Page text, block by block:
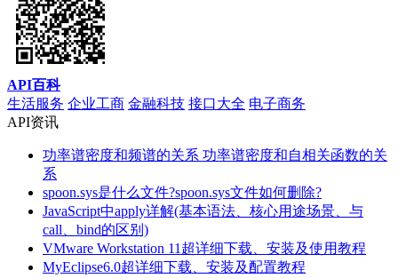
API百科
生活服务 企业工商 金融科技 接口大全 电子商务
API资讯
功率谱密度和频谱的关系 功率谱密度和自相关函数的关
系
spoon.sys是什么文件?spoon.sys文件如何删除?
JavaScript中apply详解(基本语法、核心用途场景、与
call、bind的区别)
VMware Workstation 11超详细下载、安装及使用教程
MyEclipse6.0超详细下载、安装及配置教程